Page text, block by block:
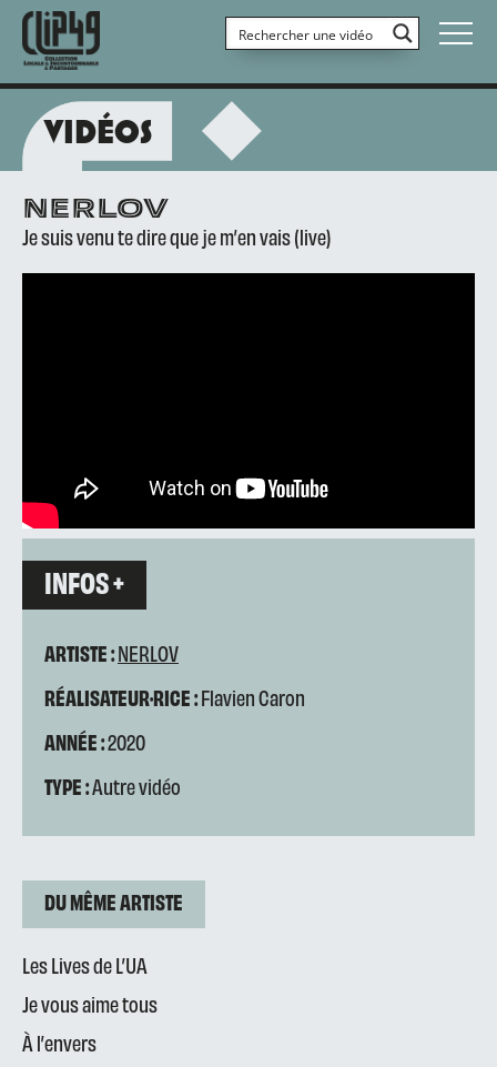
VIDÉOS
NERLOV
Je suis venu te dire que je m’en vais (live)
INFOS +
ARTISTE :NERLOV
RÉALISATEUR·RICE :Flavien Caron
ANNÉE :2020
TYPE :Autre vidéo
DU MÊME ARTISTE
Les Lives de L’UA
Je vous aime tous
À l’envers